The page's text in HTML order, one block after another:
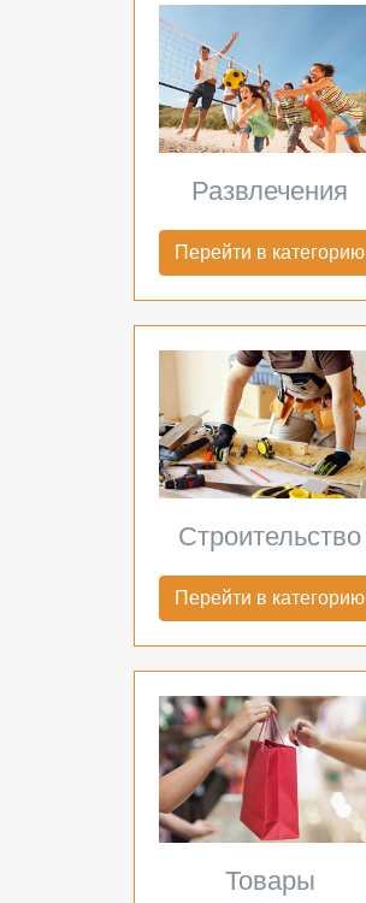
Развлечения
Перейти в категорию
Строительство
Перейти в категорию
Товары